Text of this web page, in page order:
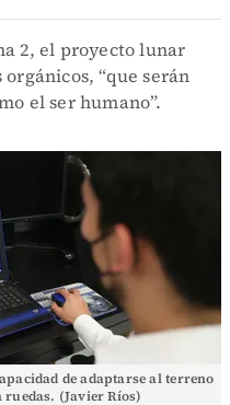
2, el proyecto lunar
“que serán
el ser humano”.
de adaptarse al terreno
(Javier Ríos)